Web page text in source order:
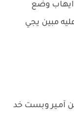
وضع
مبين يجي
وبست خد